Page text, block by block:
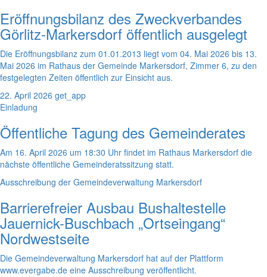
Eröffnungsbilanz des Zweckverbandes
Görlitz-Markersdorf öffentlich ausgelegt
Die Eröffnungsbilanz zum 01.01.2013 liegt vom 04. Mai 2026 bis 13.
Mai 2026 im Rathaus der Gemeinde Markersdorf, Zimmer 6, zu den
festgelegten Zeiten öffentlich zur Einsicht aus.
22. April 2026 get_app
Einladung
Öffentliche Tagung des Gemeinderates
Am 16. April 2026 um 18:30 Uhr findet im Rathaus Markersdorf die
nächste öffentliche Gemeinderatssitzung statt.
Ausschreibung der Gemeindeverwaltung Markersdorf
Barrierefreier Ausbau Bushaltestelle
Jauernick-Buschbach „Ortseingang“
Nordwestseite
Die Gemeindeverwaltung Markersdorf hat auf der Plattform
www.evergabe.de eine Ausschreibung veröffentlicht.